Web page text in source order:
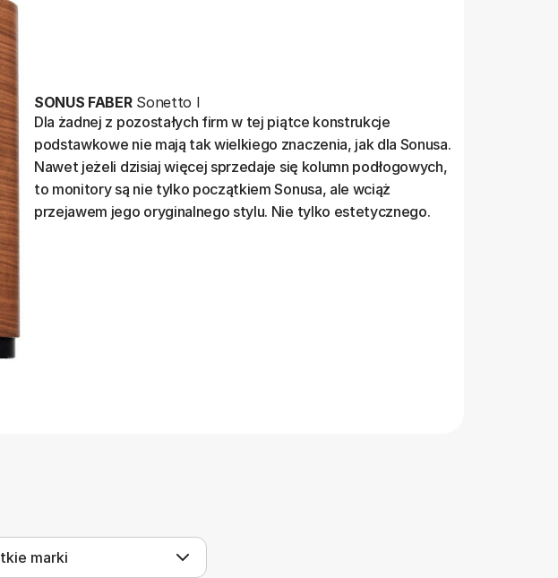
SONUS FABERSonetto I
Dla żadnej z pozostałych firm w tej piątce konstrukcje
podstawkowe nie mają tak wielkiego znaczenia, jak dla Sonusa.
Nawet jeżeli dzisiaj więcej sprzedaje się kolumn podłogowych,
to monitory są nie tylko początkiem Sonusa, ale wciąż
przejawem jego oryginalnego stylu. Nie tylko estetycznego.